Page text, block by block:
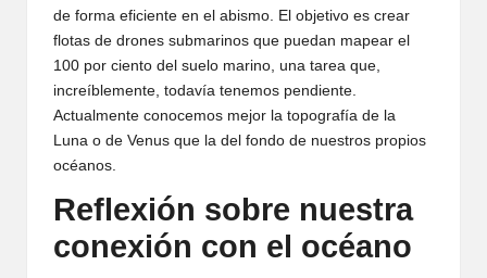
de forma eficiente en el abismo. El objetivo es crear
flotas de drones submarinos que puedan mapear el
100 por ciento del suelo marino, una tarea que,
increíblemente, todavía tenemos pendiente.
Actualmente conocemos mejor la topografía de la
Luna o de Venus que la del fondo de nuestros propios
océanos.
Reflexión sobre nuestra
conexión con el océano